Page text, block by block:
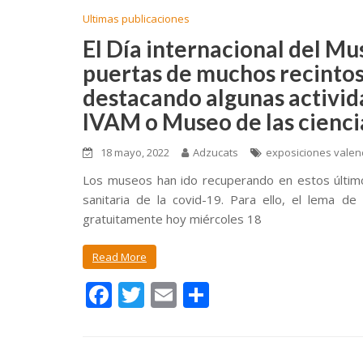
Ultimas publicaciones
El Día internacional del
puertas de muchos
destacando algunas
IVAM o Museo de las
18 mayo, 2022 Adzucats exposiciones
Los museos han ido recuperando en estos
sanitaria de la covid-19. Para ello, el lema
gratuitamente hoy miércoles 18
Read More
F T E